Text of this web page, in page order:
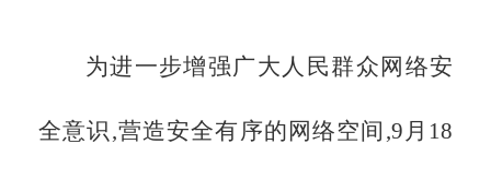
为进一步增强广大人民群众网络安
全意识,营造安全有序的网络空间,9月18